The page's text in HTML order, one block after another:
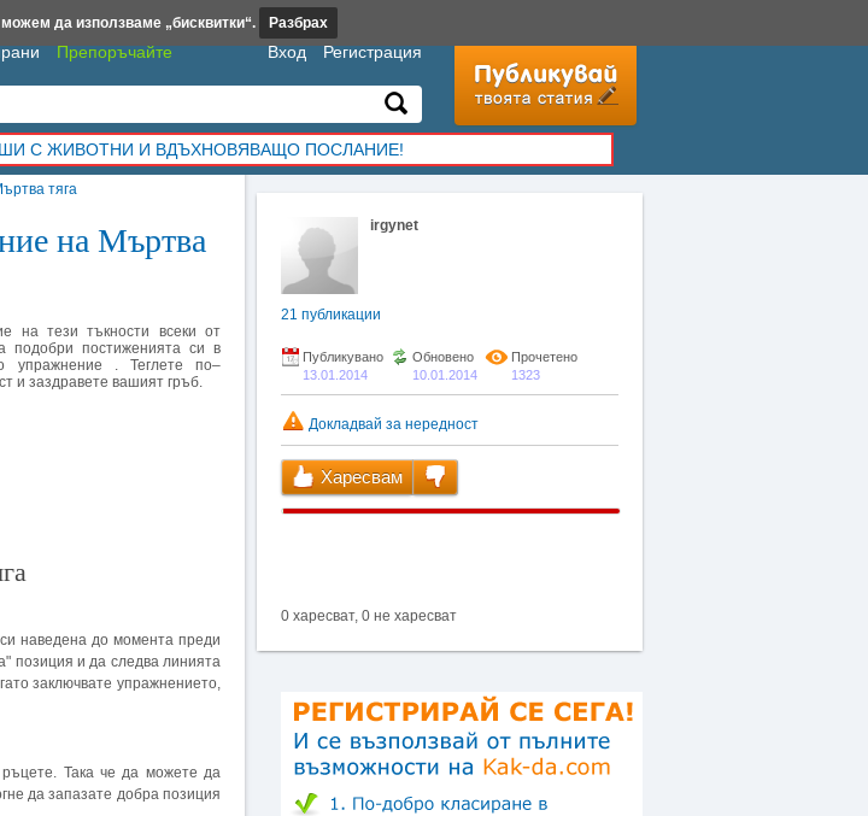
тяга
на Мъртва
на тези тъкности всеки от
подобри постиженията си в
упражнение . Теглете по–
и заздравете вашият гръб.
наведена до момента преди
позиция и да следва линията
заключвате упражнението,
Така че да можете да
да запазате добра позиция
irgynet
21 публикации
Публикувано
13.01.2014
Обновено
10.01.2014
Прочетено
1323
Докладвай за нередност
Харесвам
0 харесват, 0 не харесват
Препоръчайте Вход Регистрация
С ЖИВОТНИ И ВДЪХНОВЯВАЩО ПОСЛАНИЕ!
да използваме „бисквитки“. Разбрах